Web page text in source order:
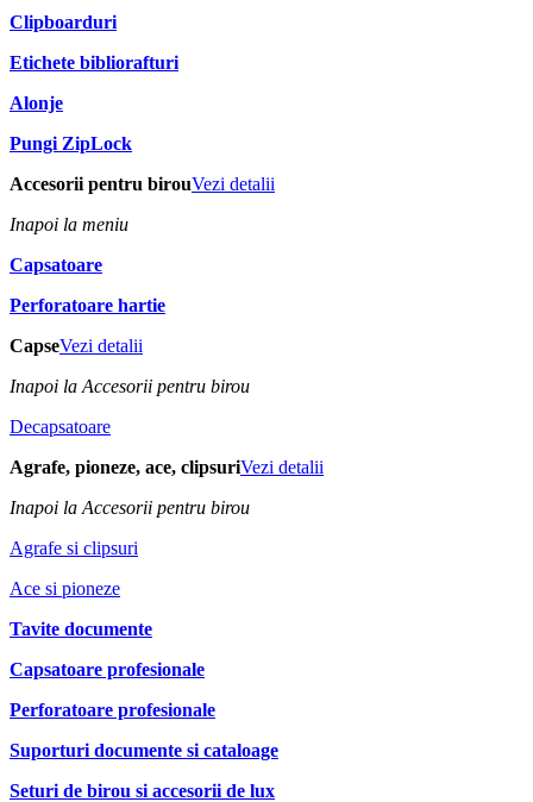
Clipboarduri
Etichete bibliorafturi
Alonje
Pungi ZipLock
Accesorii pentru birouVezi detalii
Inapoi la meniu
Capsatoare
Perforatoare hartie
CapseVezi detalii
Inapoi la Accesorii pentru birou
Decapsatoare
Agrafe, pioneze, ace, clipsuriVezi detalii
Inapoi la Accesorii pentru birou
Agrafe si clipsuri
Ace si pioneze
Tavite documente
Capsatoare profesionale
Perforatoare profesionale
Suporturi documente si cataloage
Seturi de birou si accesorii de lux